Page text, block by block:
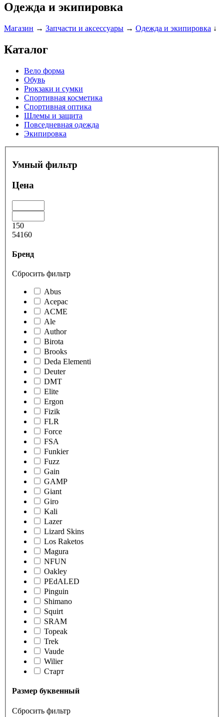
Одежда и экипировка
Магазин → Запчасти и аксессуары → Одежда и экипировка ↓
Каталог
Вело форма
Обувь
Рюкзаки и сумки
Спортивная косметика
Спортивная оптика
Шлемы и защита
Повседневная одежда
Экипировка
Умный фильтр
Цена
150
54160
Бренд
Сбросить фильтр
Abus
Acepac
ACME
Ale
Author
Birota
Brooks
Deda Elementi
Deuter
DMT
Elite
Ergon
Fizik
FLR
Force
FSA
Funkier
Fuzz
Gain
GAMP
Giant
Giro
Kali
Lazer
Lizard Skins
Los Raketos
Magura
NFUN
Oakley
PEdALED
Pinguin
Shimano
Squirt
SRAM
Topeak
Trek
Vaude
Wilier
Старт
Размер буквенный
Сбросить фильтр